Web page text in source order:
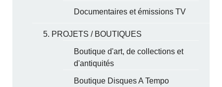
Documentaires et émissions TV
5. PROJETS / BOUTIQUES
Boutique d'art, de collections et
d'antiquités
Boutique Disques A Tempo